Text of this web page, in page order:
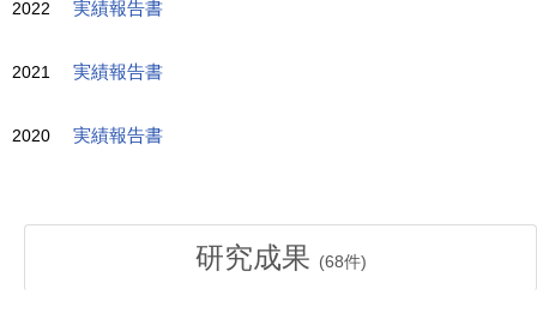
2022 実績報告書
2021 実績報告書
2020 実績報告書
研究成果 (68件)